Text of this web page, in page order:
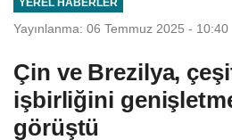
Yayınlanma: 06 Temmuz 2025 - 10:40
Çin ve Brezilya,
işbirliğini
görüştü